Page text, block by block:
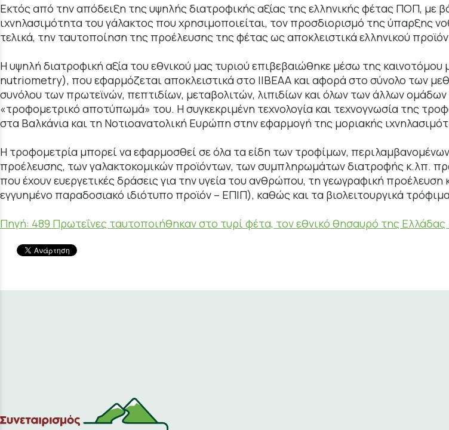
Εκτός από την απόδειξη της υψηλής διατροφικής αξίας της ελληνικής φέτας ΠΟΠ, με
ιχνηλασιμότητα του γάλακτος που χρησιμοποιείται, τον προσδιορισμό της ύπαρξης
τελικά, την ταυτοποίηση της προέλευσης της φέτας ως αποκλειστικά ελληνικού
Η υψηλή διατροφική αξία του εθνικού μας τυριού επιβεβαιώθηκε μέσω της
nutriometry), που εφαρμόζεται αποκλειστικά στο ΙΙΒΕΑΑ και αφορά στο σύνολο των
συνόλου των πρωτεϊνών, πεπτιδίων, μεταβολιτών, λιπιδίων και όλων των άλλων
«τροφομετρικό αποτύπωμά» του. Η συγκεκριμένη τεχνολογία και τεχνογνωσία της
στα Βαλκάνια και τη Νοτιοανατολική Ευρώπη στην εφαρμογή της μοριακής
Η τροφομετρία μπορεί να εφαρμοσθεί σε όλα τα είδη των τροφίμων,
προέλευσης, των γαλακτοκομικών προϊόντων, των συμπληρωμάτων διατροφής κ.λπ.
που έχουν ευεργετικές δράσεις για την υγεία του ανθρώπου, τη γεωγραφική
εγγυημένο παραδοσιακό ιδιότυπο προϊόν – ΕΠΙΠ), καθώς και τα βιολειτουργικά
Πηγή: 489 Πρωτεΐνες ταυτοποιήθηκαν στο τυρί φέτα, τον εθνικό θησαυρό της Ελλάδας